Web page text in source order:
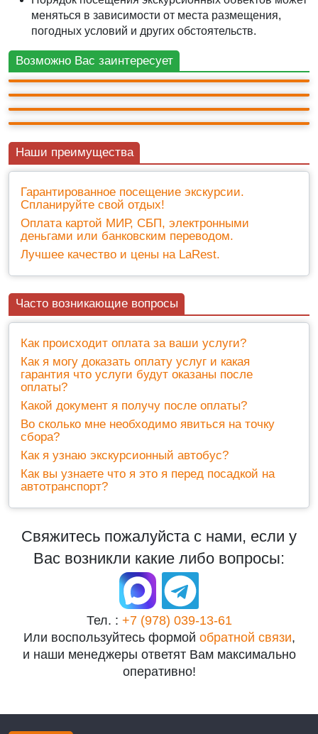
меняться в зависимости от места размещения,
погодных условий и других обстоятельств.
Возможно Вас заинтересует
Сочи: Красная поляна, Роза Хутор и
Олимпийский парк.
+ билеты 2 950 ₽
АВТО-ПЕШЕХОДНАЯ
Сочи: Красная Поляна, Олимпийский парк,
фонтаны и морская прогулка.
2 500 ₽ 12ч.
Вечерний Сочи: Морпорт, Ривьера,
Олимпийский парк + фонтаны.
2 000 ₽
АВТО-ПЕШЕХОДНАЯ
Утро в горах Красной поляны
Наши преимущества
Гарантированное посещение экскурсии.
Спланируйте свой отдых!
Оплата картой МИР, СБП, электронными
деньгами или банковским переводом.
Лучшее качество и цены на LaRest.
Часто возникающие вопросы
Как происходит оплата за ваши услуги?
Как я могу доказать оплату услуг и какая
гарантия что услуги будут оказаны после
оплаты?
Какой документ я получу после оплаты?
Во сколько мне необходимо явиться на точку
сбора?
Как я узнаю экскурсионный автобус?
Как вы узнаете что я это я перед посадкой на
автотранспорт?
Свяжитесь пожалуйста с нами, если у
Вас возникли какие либо вопросы:
Тел. : +7 (978) 039-13-61
Или воспользуйтесь формой обратной связи,
и наши менеджеры ответят Вам максимально
оперативно!